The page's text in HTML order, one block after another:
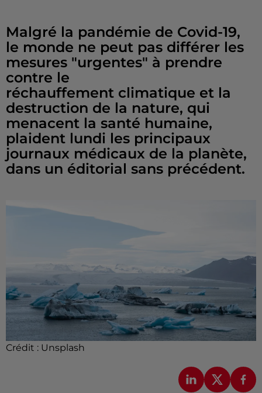
Malgré la pandémie de Covid-19,
le monde ne peut pas différer les
mesures "urgentes" à prendre
contre le
réchauffement climatique et la
destruction de la nature, qui
menacent la santé humaine,
plaident lundi les principaux
journaux médicaux de la planète,
dans un éditorial sans précédent.
Crédit : Unsplash